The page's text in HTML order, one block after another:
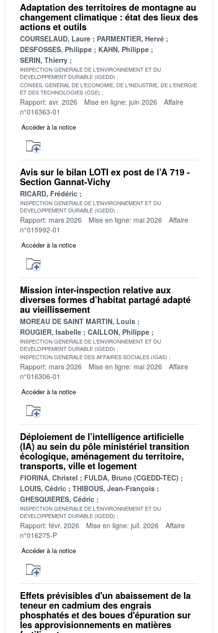
Adaptation des territoires de montagne au
changement climatique : état des lieux des
actions et outils
COURSELAUD, Laure
PARMENTIER, Hervé
DESFOSSES, Philippe
KAHN, Philippe
SERIN, Thierry
INSPECTION GENERALE DE L'ENVIRONNEMENT ET DU
DEVELOPPEMENT DURABLE (IGEDD)
CONSEIL GENERAL DE L'ECONOMIE, DE L'INDUSTRIE, DE L'ENERGIE
ET DES TECHNOLOGIES (CGE)
Rapport: avr. 2026 Mise en ligne: juin 2026
Affaire
n°016363-01
Accéder à la notice
Avis sur le bilan LOTI ex post de l’A 719 -
Section Gannat-Vichy
RICARD, Frédéric
INSPECTION GENERALE DE L'ENVIRONNEMENT ET DU
DEVELOPPEMENT DURABLE (IGEDD)
Rapport: mars 2026 Mise en ligne: mai 2026
Affaire
n°015992-01
Accéder à la notice
Mission inter-inspection relative aux
diverses formes d’habitat partagé adapté
au vieillissement
MOREAU DE SAINT MARTIN, Louis
ROUGIER, Isabelle
CAILLON, Philippe
INSPECTION GENERALE DE L'ENVIRONNEMENT ET DU
DEVELOPPEMENT DURABLE (IGEDD)
INSPECTION GENERALE DES AFFAIRES SOCIALES (IGAS)
Rapport: mars 2026 Mise en ligne: mai 2026
Affaire
n°016306-01
Accéder à la notice
Déploiement de l’intelligence artificielle
(IA) au sein du pôle ministériel transition
écologique, aménagement du territoire,
transports, ville et logement
FIORINA, Christel
FULDA, Bruno (CGEDD-TEC)
LOUIS, Cédric
THIBOUS, Jean-François
GHESQUIERES, Cédric
INSPECTION GENERALE DE L'ENVIRONNEMENT ET DU
DEVELOPPEMENT DURABLE (IGEDD)
Rapport: févr. 2026 Mise en ligne: juil. 2026
Affaire
n°016275-P
Accéder à la notice
Effets prévisibles d'un abaissement de la
teneur en cadmium des engrais
phosphatés et des boues d'épuration sur
les approvisionnements en matières